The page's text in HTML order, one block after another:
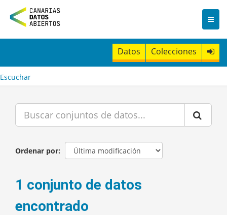
n
t
Datos Colecciones
Escuchar
Ordenar por
1 conjunto de datos
encontrado